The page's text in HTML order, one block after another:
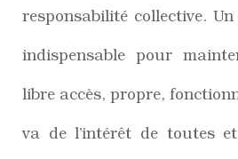
responsabilité collective.
indispensable pour
libre accès, propre,
va de l’intérêt de toutes